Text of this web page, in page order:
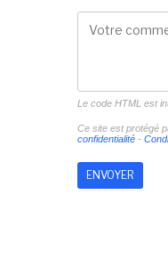
Le code HTML est
Ce site est protégé
confidentialité-